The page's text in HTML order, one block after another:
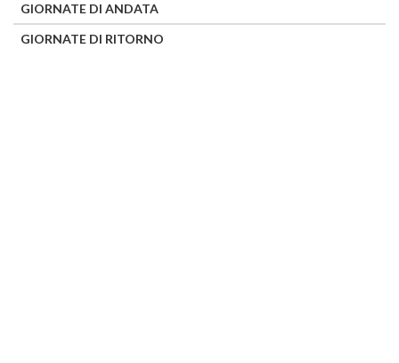
GIORNATE DI ANDATA
GIORNATE DI RITORNO